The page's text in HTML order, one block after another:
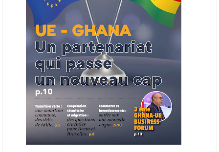
06/06/26 AFRICA FINANCE CORPORATION
Cette semaine, Africa Finance Corporation (AFC) a annoncé avoir
bouclé un prêt syndiqué de 2 milliards de dollars, la plus importante
levée de son histoire. Initialement calibrée à 1,6 milliard, l'opération a
été relevée de 400 millions face à l'afflux des souscriptions de
banques internationales. Plus du tiers des fonds proviennent
d'institutions financières asiatiques, à parts égales avec l'Europe.
L'Asie-Pacifique et l'Europe pèsent chacune 35 % du tour de table,
devant le Moyen-Orient (25 %) et l'Afrique (5 %), selon le communiqué
de l'institution panafricaine, qui compte 48 pays membres.
ECHANGES AFRIQUE - UE